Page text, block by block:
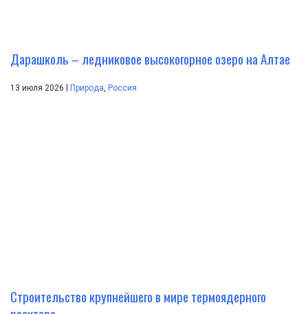
Дарашколь – ледниковое высокогорное озеро на Алтае
13 июля 2026 | Природа, Россия
Строительство крупнейшего в мире термоядерного